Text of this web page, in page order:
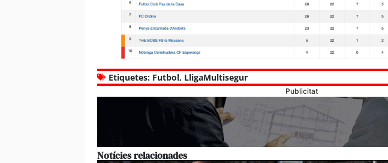
Etiquetes: Futbol, LligaMultisegur
Publicitat
Notícies relacionades